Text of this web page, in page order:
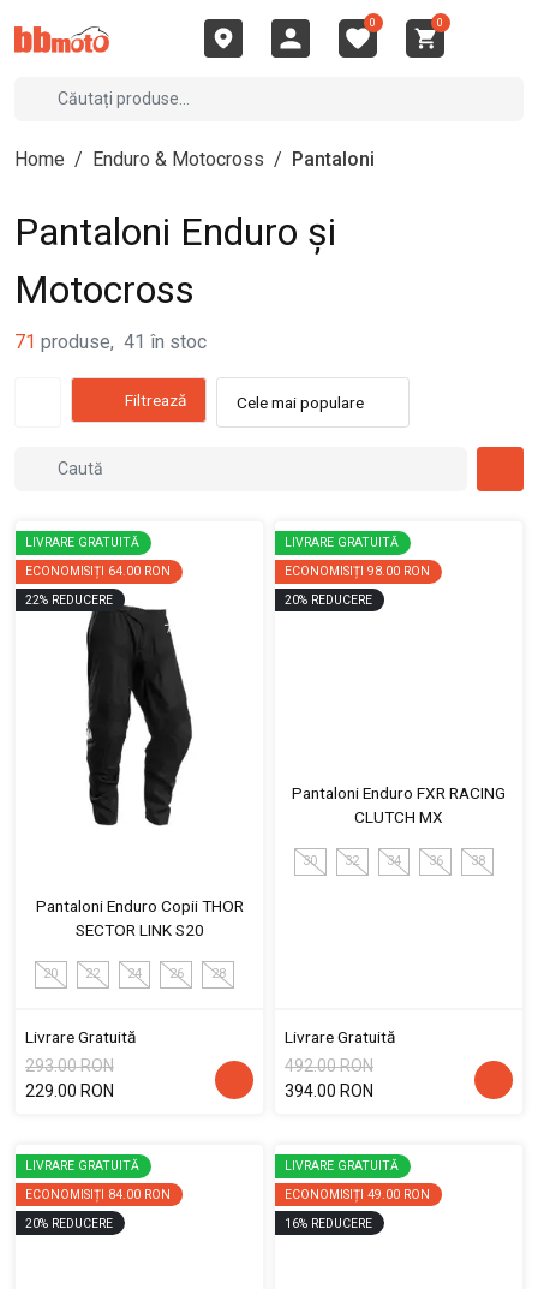
0 0
Home / Enduro & Motocross / Pantaloni
Pantaloni Enduro și
Motocross
71 produse, 41 în stoc
Filtrează Cele mai populare
LIVRARE GRATUITĂ
ECONOMISIȚI 64.00 RON
22% REDUCERE
Pantaloni Enduro Copii THOR
SECTOR LINK S20
20 22 24 26 28
Livrare Gratuită
293.00 RON
229.00 RON
LIVRARE GRATUITĂ
ECONOMISIȚI 98.00 RON
20% REDUCERE
Pantaloni Enduro FXR RACING
CLUTCH MX
30 32 34 36 38
Livrare Gratuită
492.00 RON
394.00 RON
LIVRARE GRATUITĂ
ECONOMISIȚI 84.00 RON
20% REDUCERE
LIVRARE GRATUITĂ
ECONOMISIȚI 49.00 RON
16% REDUCERE